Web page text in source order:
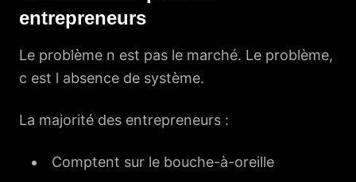
entrepreneurs
Le problème n est pas le marché. Le problème,
c est l absence de système.
La majorité des entrepreneurs :
Comptent sur le bouche-à-oreille